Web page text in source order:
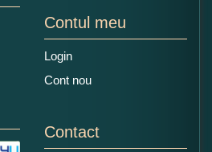
Contul meu
Login
Cont nou
Contact